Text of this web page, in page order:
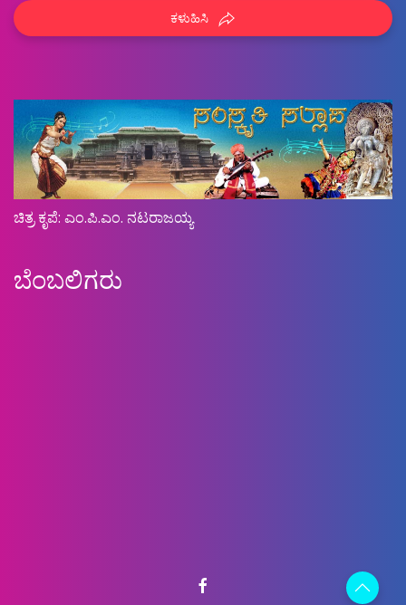
ಕಳುಹಿಸಿ
ಚಿತ್ರ ಕೃಪೆ: ಎಂ.ಪಿ.ಎಂ. ನಟರಾಜಯ್ಯ
ಬೆಂಬಲಿಗರು